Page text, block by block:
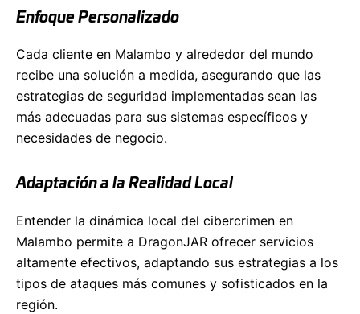
Enfoque Personalizado
Cada cliente en Malambo y alrededor del mundo
recibe una solución a medida, asegurando que las
estrategias de seguridad implementadas sean las
más adecuadas para sus sistemas específicos y
necesidades de negocio.
Adaptación a la Realidad Local
Entender la dinámica local del cibercrimen en
Malambo permite a DragonJAR ofrecer servicios
altamente efectivos, adaptando sus estrategias a los
tipos de ataques más comunes y sofisticados en la
región.